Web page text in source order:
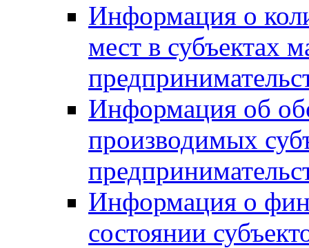
Информация о
мест в субъектах
Информация об
производимых
Информация о
состоянии